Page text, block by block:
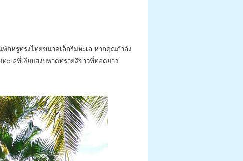
พักหรูทรงไทยขนาดเล็กริมทะเล หากคุณกำลัง
ะเลที่เงียบสงบหาดทรายสีขาวที่ทอดยาว